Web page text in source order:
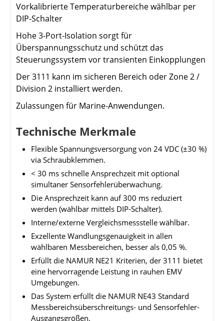
Vorkalibrierte Temperaturbereiche wählbar per
DIP-Schalter
Hohe 3-Port-Isolation sorgt für
Überspannungsschutz und schützt das
Steuerungssystem vor transienten Einkopplungen
Der 3111 kann im sicheren Bereich oder Zone 2 /
Division 2 installiert werden.
Zulassungen für Marine-Anwendungen.
Technische Merkmale
Flexible Spannungsversorgung von 24 VDC (±30 %)
via Schraubklemmen.
< 30 ms schnelle Ansprechzeit mit optional
simultaner Sensorfehlerüberwachung.
Die Ansprechzeit kann auf 300 ms reduziert
werden (wählbar mittels DIP-Schalter).
Interne/externe Vergleichsmessstelle wählbar.
Exzellente Wandlungsgenauigkeit in allen
wählbaren Messbereichen, besser als 0,05 %.
Erfüllt die NAMUR NE21 Kriterien, der 3111 bietet
eine hervorragende Leistung in rauhen EMV
Umgebungen.
Das System erfüllt die NAMUR NE43 Standard
Messbereichsüberschreitungs- und Sensorfehler-
Ausgangsgrößen.